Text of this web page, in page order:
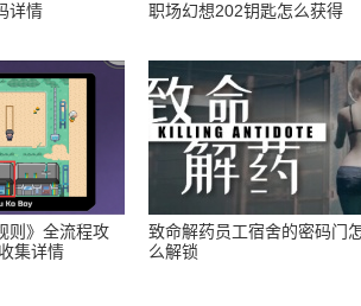
详情 职场幻想202钥匙怎么获得
则》全流程攻
集详情
致命解药员工宿舍的密码门
么解锁